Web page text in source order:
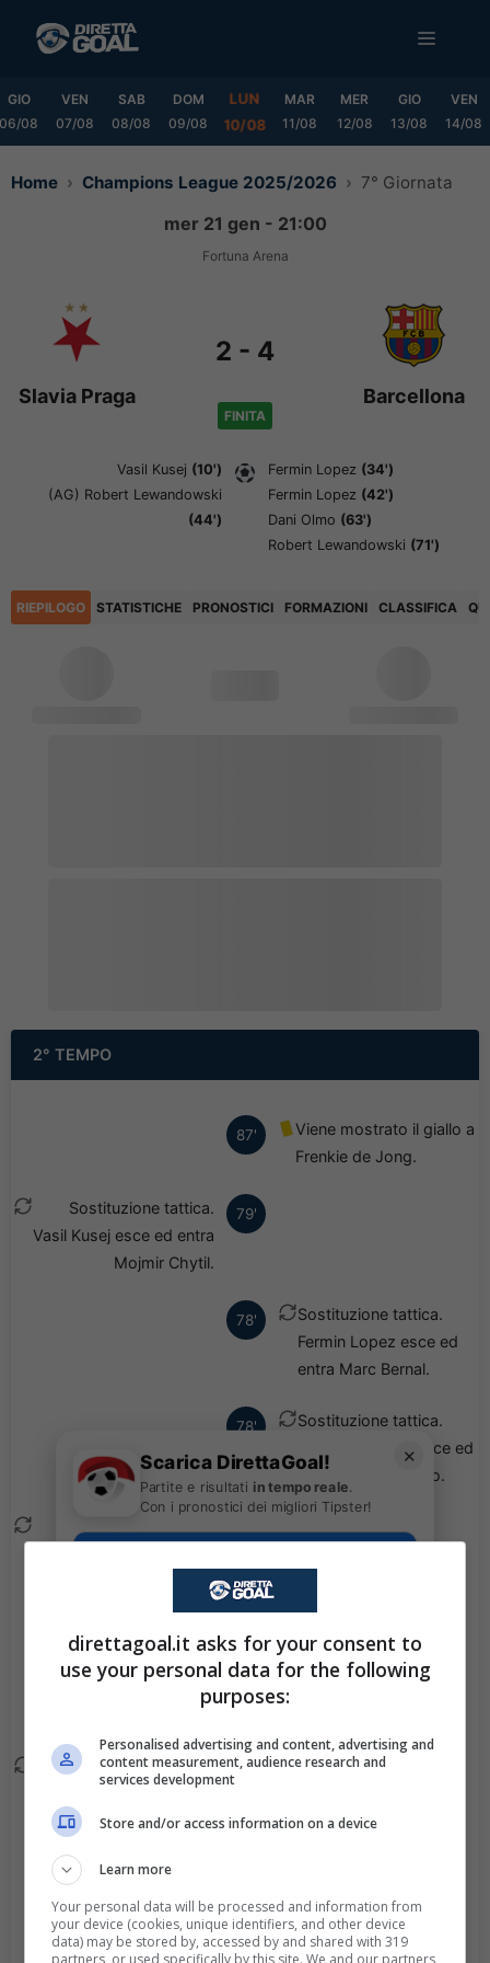
MENU
GIO
06/08
VEN
07/08
SAB
08/08
DOM
09/08
LUN
10/08
MAR
11/08
MER
12/08
GIO
13/08
VEN
14/08
Home Champions League 2025/2026 7° Giornata
mer 21 gen - 21:00
Fortuna Arena
Slavia Praga
2 - 4
FINITA
Barcellona
Vasil Kusej (10')
(AG) Robert Lewandowski
(44')
Fermin Lopez (34')
Fermin Lopez (42')
Dani Olmo (63')
Robert Lewandowski (71')
RIEPILOGO STATISTICHE PRONOSTICI FORMAZIONI CLASSIFICA
2° TEMPO
87'
Viene mostrato il giallo a
Frenkie de Jong.
79'
Sostituzione tattica.
Vasil Kusej esce ed entra
Mojmir Chytil.
78'
Sostituzione tattica.
Fermin Lopez esce ed
entra Marc Bernal.
78'
Sostituzione tattica.
Alejandro Balde esce ed
entra Ronald Araujo.
72'
esce ed entra
Muhammed Cham.
71'
Goal - Robert
Lewandowski segna
65'
Sostituzione tattica.
Tomas Chory esce ed
entra Ivan Schranz.
Barcelona segna dalla
distanza con un tiro di
destro!
✕
Scarica DirettaGoal!
Partite e risultati in tempo reale.
Con i pronostici dei migliori Tipster!
direttagoal.it asks for your consent to
use your personal data for the following
purposes:
Personalised advertising and content, advertising and
content measurement, audience research and
services development
Store and/or access information on a device
Learn more
Your personal data will be processed and information from
your device (cookies, unique identifiers, and other device
data) may be stored by, accessed by and shared with 319
partners, or used specifically by this site. We and our partners